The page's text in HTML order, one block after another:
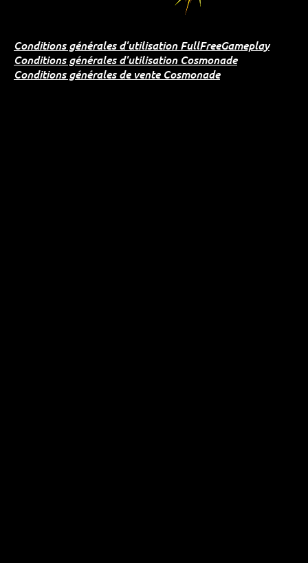
Conditions générales d'utilisation FullFreeGameplay
Conditions générales d'utilisation Cosmonade
Conditions générales de vente Cosmonade